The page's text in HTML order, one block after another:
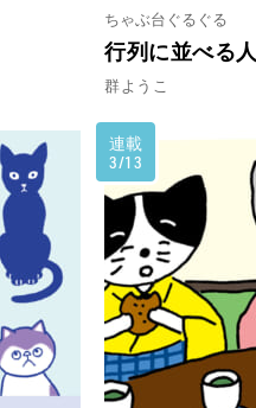
ちゃぶ台ぐるぐる
行列に並べる人
群ようこ
連載
3/13